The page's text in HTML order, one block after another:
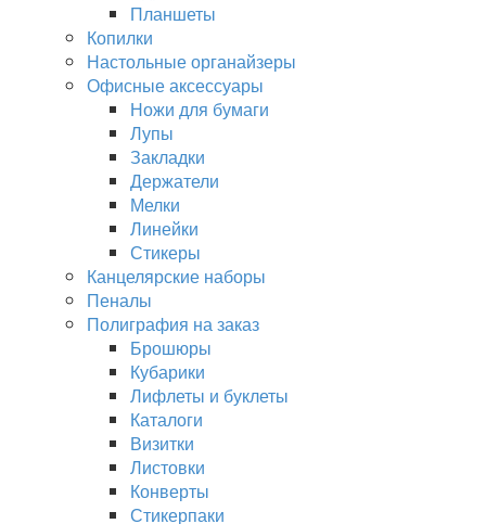
Планшеты
Копилки
Настольные органайзеры
Офисные аксессуары
Ножи для бумаги
Лупы
Закладки
Держатели
Мелки
Линейки
Стикеры
Канцелярские наборы
Пеналы
Полиграфия на заказ
Брошюры
Кубарики
Лифлеты и буклеты
Каталоги
Визитки
Листовки
Конверты
Стикерпаки